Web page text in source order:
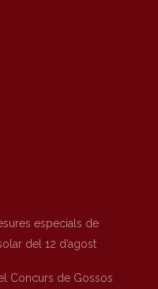
especials de
del 12 d’agost
Concurs de Gossos